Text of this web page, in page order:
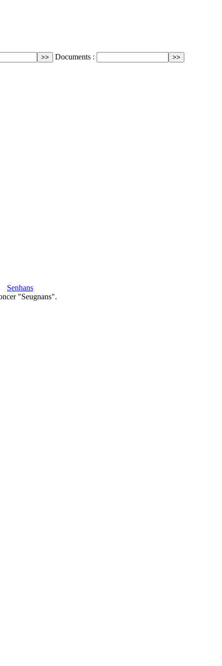
Documents :
Senhans
"Seugnans".